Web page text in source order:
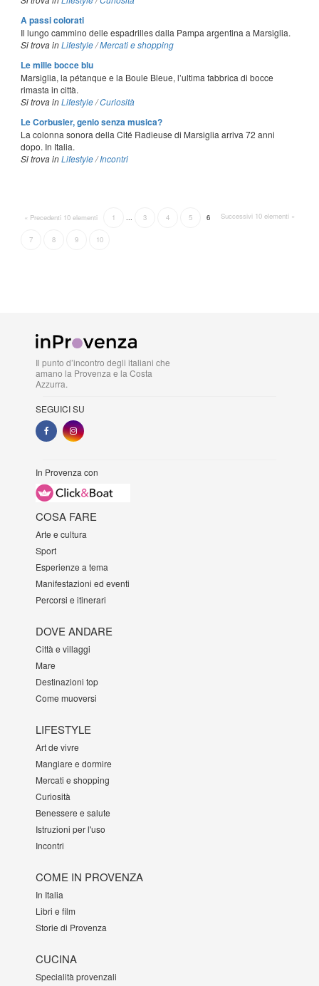
A passi colorati
Il lungo cammino delle espadrilles dalla Pampa argentina a Marsiglia.
Si trova in Lifestyle /Mercati e shopping
Le mille bocce blu
Marsiglia, la pétanque e la Boule Bleue, l’ultima fabbrica di bocce
rimasta in città.
Si trova in Lifestyle /Curiosità
Le Corbusier, genio senza musica?
La colonna sonora della Cité Radieuse di Marsiglia arriva 72 anni
dopo. In Italia.
Si trova in Lifestyle /Incontri
« Precedenti 10 elementi Successivi 10 elementi »
1 ... 3 4 5 6
7 8 9 10
Il punto d’incontro degli italiani che
amano la Provenza e la Costa
Azzurra.
SEGUICI SU
In Provenza con
COSA FARE
Arte e cultura
Sport
Esperienze a tema
Manifestazioni ed eventi
Percorsi e itinerari
DOVE ANDARE
Città e villaggi
Mare
Destinazioni top
Come muoversi
LIFESTYLE
Art de vivre
Mangiare e dormire
Mercati e shopping
Curiosità
Benessere e salute
Istruzioni per l'uso
Incontri
COME IN PROVENZA
In Italia
Libri e film
Storie di Provenza
CUCINA
Specialità provenzali